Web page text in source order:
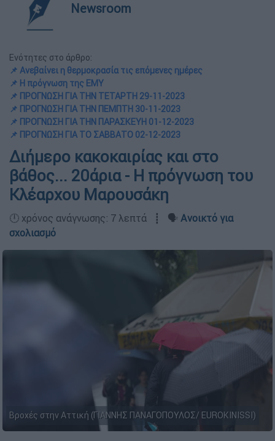
Newsroom
Ενότητες στο άρθρο:
📌 Ανεβαίνει η θερμοκρασία τις επόμενες ημέρες
📌 Η πρόγνωση της ΕΜΥ
📌 ΠΡΟΓΝΩΣΗ ΓΙΑ ΤΗΝ ΤΕΤΑΡΤΗ 29-11-2023
📌 ΠΡΟΓΝΩΣΗ ΓΙΑ ΤΗΝ ΠΕΜΠΤΗ 30-11-2023
📌 ΠΡΟΓΝΩΣΗ ΓΙΑ ΤΗΝ ΠΑΡΑΣΚΕΥΗ 01-12-2023
📌 ΠΡΟΓΝΩΣΗ ΓΙΑ ΤΟ ΣΑΒΒΑΤΟ 02-12-2023
Διήμερο κακοκαιρίας και στο
βάθος... 20άρια - Η πρόγνωση του
Κλέαρχου Μαρουσάκη
🕛 χρόνος ανάγνωσης: 7 λεπτά ┋ 🗣️ Ανοικτό για
σχολιασμό
Βροχές στην Αττική (ΓΙΑΝΝΗΣ ΠΑΝΑΓΟΠΟΥΛΟΣ/ EUROKINISSI)